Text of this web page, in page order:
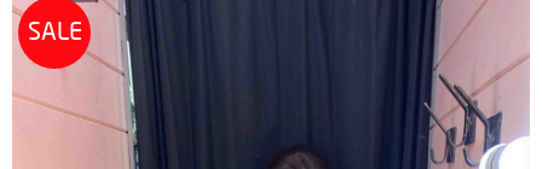
SALE